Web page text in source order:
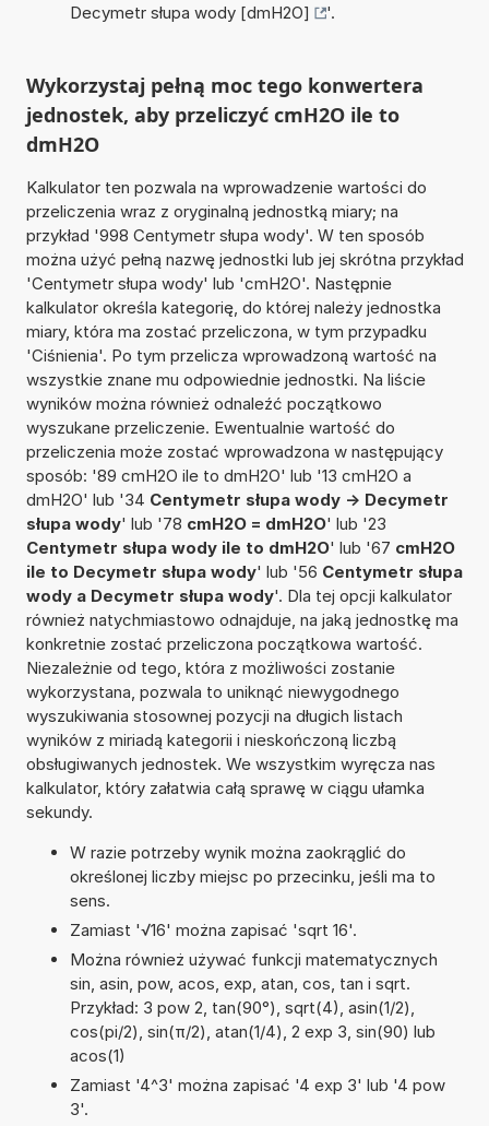
Decymetr słupa wody [dmH2O]
'.
Wykorzystaj pełną moc tego konwertera
jednostek, aby przeliczyć cmH2O ile to
dmH2O
Kalkulator ten pozwala na wprowadzenie wartości do
przeliczenia wraz z oryginalną jednostką miary; na
przykład '998 Centymetr słupa wody'. W ten sposób
można użyć pełną nazwę jednostki lub jej skrótna przykład
'Centymetr słupa wody' lub 'cmH2O'. Następnie
kalkulator określa kategorię, do której należy jednostka
miary, która ma zostać przeliczona, w tym przypadku
'Ciśnienia'. Po tym przelicza wprowadzoną wartość na
wszystkie znane mu odpowiednie jednostki. Na liście
wyników można również odnaleźć początkowo
wyszukane przeliczenie. Ewentualnie wartość do
przeliczenia może zostać wprowadzona w następujący
sposób: '89 cmH2O ile to dmH2O' lub '13 cmH2O a
dmH2O' lub '34 Centymetr słupa wody -> Decymetr
słupa wody' lub '78 cmH2O = dmH2O' lub '23
Centymetr słupa wody ile to dmH2O' lub '67 cmH2O
ile to Decymetr słupa wody' lub '56 Centymetr słupa
wody a Decymetr słupa wody'. Dla tej opcji kalkulator
również natychmiastowo odnajduje, na jaką jednostkę ma
konkretnie zostać przeliczona początkowa wartość.
Niezależnie od tego, która z możliwości zostanie
wykorzystana, pozwala to uniknąć niewygodnego
wyszukiwania stosownej pozycji na długich listach
wyników z miriadą kategorii i nieskończoną liczbą
obsługiwanych jednostek. We wszystkim wyręcza nas
kalkulator, który załatwia całą sprawę w ciągu ułamka
sekundy.
W razie potrzeby wynik można zaokrąglić do
określonej liczby miejsc po przecinku, jeśli ma to
sens.
Zamiast '√16' można zapisać 'sqrt 16'.
Można również używać funkcji matematycznych
sin, asin, pow, acos, exp, atan, cos, tan i sqrt.
Przykład: 3 pow 2, tan(90°), sqrt(4), asin(1/2),
cos(pi/2), sin(π/2), atan(1/4), 2 exp 3, sin(90) lub
acos(1)
Zamiast '4^3' można zapisać '4 exp 3' lub '4 pow
3'.